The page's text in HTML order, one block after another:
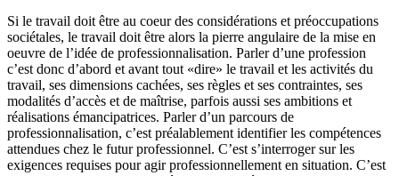
Si le travail doit être au coeur des considérations et préoccupations
sociétales, le travail doit être alors la pierre angulaire de la mise en
oeuvre de l’idée de professionnalisation. Parler d’une profession
c’est donc d’abord et avant tout «dire» le travail et les activités du
travail, ses dimensions cachées, ses règles et ses contraintes, ses
modalités d’accès et de maîtrise, parfois aussi ses ambitions et
réalisations émancipatrices. Parler d’un parcours de
professionnalisation, c’est préalablement identifier les compétences
attendues chez le futur professionnel. C’est s’interroger sur les
exigences requises pour agir professionnellement en situation. C’est